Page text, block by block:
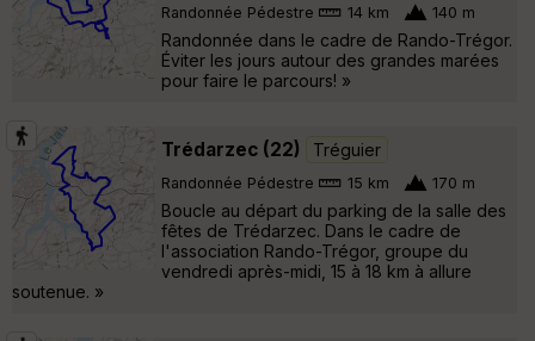
Randonnée Pédestre 14 km 140 m
Randonnée dans le cadre de Rando-Trégor.
Éviter les jours autour des grandes marées
pour faire le parcours! »
Trédarzec (22) Tréguier
Randonnée Pédestre 15 km 170 m
Boucle au départ du parking de la salle des
fêtes de Trédarzec. Dans le cadre de
l'association Rando-Trégor, groupe du
vendredi après-midi, 15 à 18 km à allure
soutenue. »